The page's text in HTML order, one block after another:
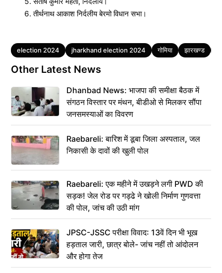
तीर्थनाथ आकाश निर्दलीय बेरमो विधान सभा।
Tags
election 2024 jharkhand election 2024 गोमिया झारखण्ड
Other Latest News
Dhanbad News: भाजपा की समीक्षा बैठक में
संगठन विस्तार पर मंथन, बीडीओ से मिलकर सौंपा
जनसमस्याओं का विवरण
Raebareli: बारिश में डूबा जिला अस्पताल, जल
निकासी के दावों की खुली पोल
Raebareli: एक महीने में उखड़ने लगी PWD की
सड़क! जेल रोड पर गड्ढे ने खोली निर्माण गुणवत्ता
की पोल, जांच की उठी मांग
JPSC-JSSC परीक्षा विवाद: 13वें दिन भी भूख
हड़ताल जारी, छात्र बोले- जांच नहीं तो आंदोलन
और होगा तेज